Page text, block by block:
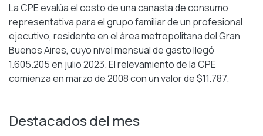
La CPE evalúa el costo de una canasta de consumo
representativa para el grupo familiar de un profesional
ejecutivo, residente en el área metropolitana del Gran
Buenos Aires, cuyo nivel mensual de gasto llegó
1.605.205 en julio 2023. El relevamiento de la CPE
comienza en marzo de 2008 con un valor de $11.787.
Destacados del mes